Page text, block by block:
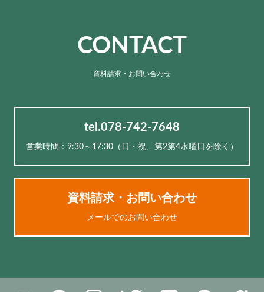
CONTACT
資料請求・お問い合わせ
tel.078-742-7648
営業時間：9:30～17:30（⽇・祝、第2第4水曜日を除く）
資料請求・お問い合わせ
メールでのお問い合わせ